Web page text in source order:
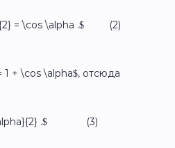
= \cos \alpha .$ (2)
1 + \cos \alpha$, отсюда
\alpha}{2} .$ (3)